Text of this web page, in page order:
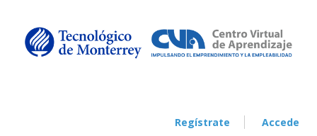
Regístrate Accede